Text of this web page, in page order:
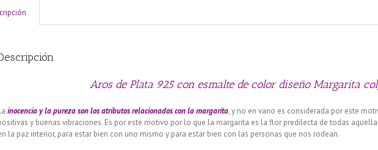
Aros de Plata 925 con esmalte de color diseño Margarita
inocencia y la pureza son los atributos relacionados con la margarita, y no en vano es considerada por este
y buenas vibraciones. Es por este motivo por lo que la margarita es la flor predilecta de todas
la paz interior, para estar bien con uno mismo y para estar bien con las personas que nos rodean.